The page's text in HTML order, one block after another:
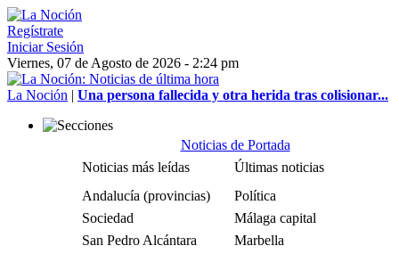
Regístrate
Iniciar Sesión
Viernes, 07 de Agosto de 2026 - 2:24 pm
La Noción | Una persona fallecida y otra herida tras colisionar...
Noticias de Portada
Noticias más leídas
Últimas noticias
Andalucía (provincias)
Política
Sociedad
Málaga capital
San Pedro Alcántara
Marbella